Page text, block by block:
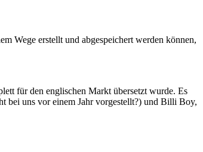
Wege erstellt und abgespeichert werden können,
für den englischen Markt übersetzt wurde. Es
bei uns vor einem Jahr vorgestellt?) und Billi Boy,